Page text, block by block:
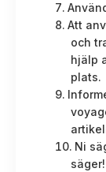
Att
och
hjälp
plats.
Ni
säger!